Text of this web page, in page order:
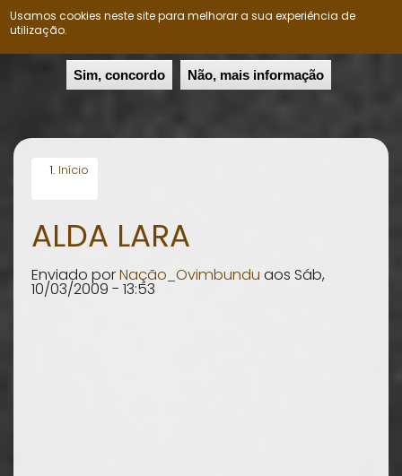
Usamos cookies neste site para melhorar a sua experiência de
utilização.
Sim, concordo Não, mais informação
principal
Nação Ovimbundu
Início
ALDA LARA
Enviado porNação_Ovimbundu aos Sáb,
10/03/2009 - 13:53